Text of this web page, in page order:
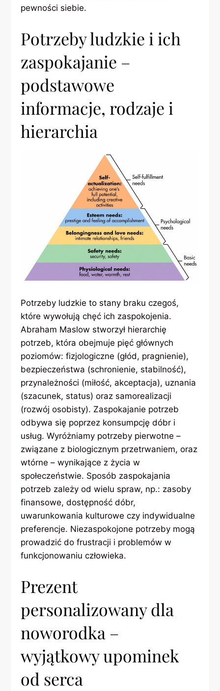
pewności siebie.
Potrzeby ludzkie i ich
zaspokajanie –
podstawowe
informacje, rodzaje i
hierarchia
Potrzeby ludzkie to stany braku czegoś,
które wywołują chęć ich zaspokojenia.
Abraham Maslow stworzył hierarchię
potrzeb, która obejmuje pięć głównych
poziomów: fizjologiczne (głód, pragnienie),
bezpieczeństwa (schronienie, stabilność),
przynależności (miłość, akceptacja), uznania
(szacunek, status) oraz samorealizacji
(rozwój osobisty). Zaspokajanie potrzeb
odbywa się poprzez konsumpcję dóbr i
usług. Wyróżniamy potrzeby pierwotne –
związane z biologicznym przetrwaniem, oraz
wtórne – wynikające z życia w
społeczeństwie. Sposób zaspokajania
potrzeb zależy od wielu spraw, np.: zasoby
finansowe, dostępność dóbr,
uwarunkowania kulturowe czy indywidualne
preferencje. Niezaspokojone potrzeby mogą
prowadzić do frustracji i problemów w
funkcjonowaniu człowieka.
Prezent
personalizowany dla
noworodka –
wyjątkowy upominek
od serca